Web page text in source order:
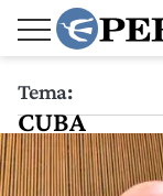
Tema:
CUBA